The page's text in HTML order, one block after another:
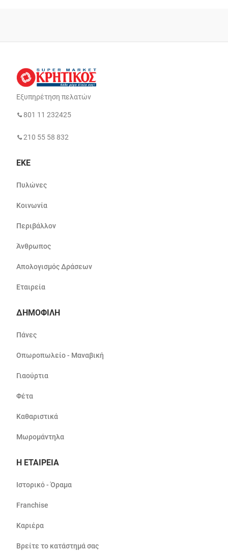
Εξυπηρέτηση πελατών
801 11 232425
210 55 58 832
ΕΚΕ
Πυλώνες
Κοινωνία
Περιβάλλον
Άνθρωπος
Απολογισμός Δράσεων
Εταιρεία
ΔΗΜΟΦΙΛΗ
Πάνες
Οπωροπωλείο - Μαναβική
Γιαούρτια
Φέτα
Καθαριστικά
Μωρομάντηλα
Η ΕΤΑΙΡΕΙΑ
Ιστορικό - Όραμα
Franchise
Καριέρα
Βρείτε το κατάστημά σας